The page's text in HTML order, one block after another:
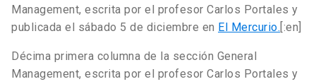
Management, escrita por el profesor Carlos Portales y
publicada el sábado 5 de diciembre en El Mercurio. [:en]
Décima primera columna de la sección General
Management, escrita por el profesor Carlos Portales y